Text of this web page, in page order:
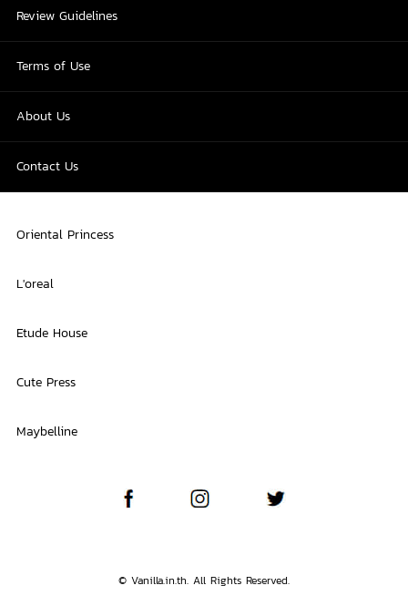
Review Guidelines
Terms of Use
About Us
Contact Us
Oriental Princess
L'oreal
Etude House
Cute Press
Maybelline
© Vanilla.in.th. All Rights Reserved.